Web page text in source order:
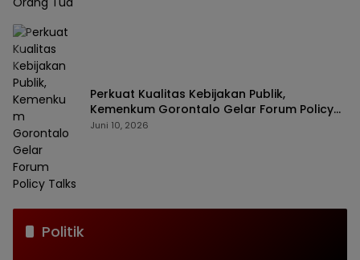
Perkuat Kualitas Kebijakan Publik,
Kemenkum Gorontalo Gelar Forum Policy
Talks
Juni 10, 2026
Politik